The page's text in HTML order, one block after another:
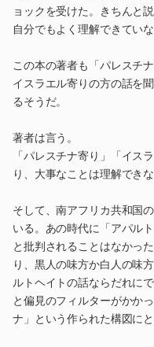
ョックを受けた。きちんと
自分でもよく理解できてい
この本の著者も「パレスチ
イスラエル寄りの方の話を
るそうだ。
著者は言う。
「パレスチナ寄り」「イス
り、大事なことは理解できな
そして、南アフリカ共和国
いる。あの時代に「アパル
と批判されることはなかっ
り、黒人の味方か白人の味
ルトヘイトの話ならだれに
と偏見のフィルターがかか
ナ」という作られた構図に